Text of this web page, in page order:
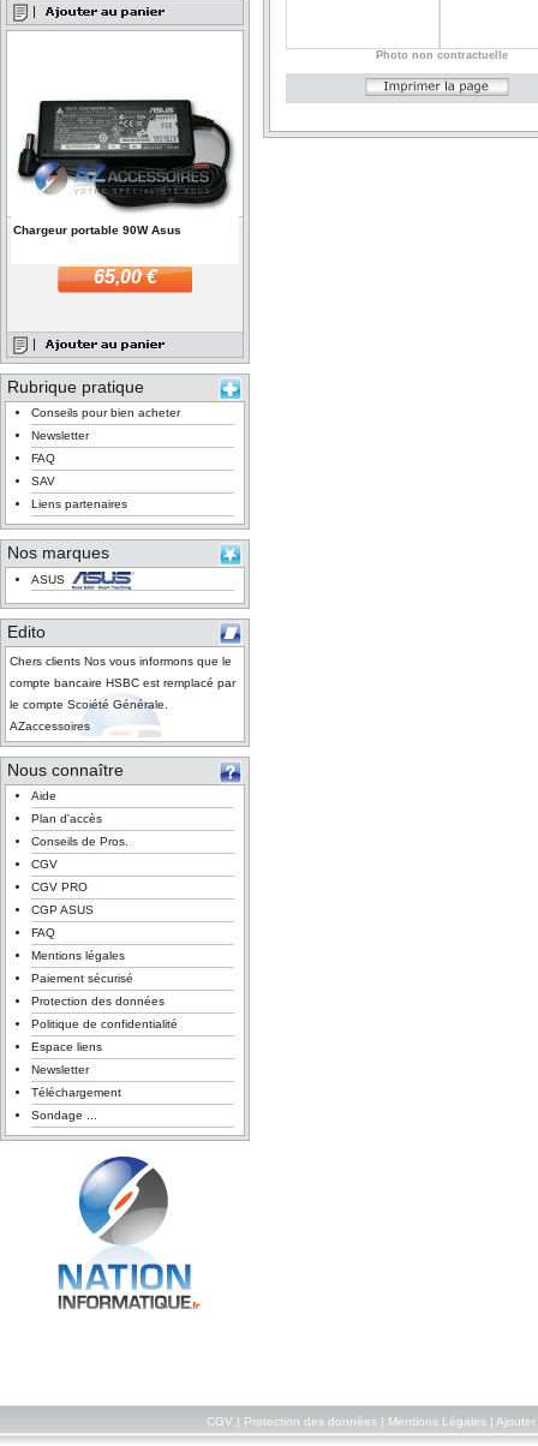
Chargeur portable 90W Asus
65,00 €
Rubrique pratique
Conseils pour bien acheter
Newsletter
FAQ
SAV
Liens partenaires
Nos marques
ASUS
Edito
Chers clients Nos vous informons que le
compte bancaire HSBC est remplacé par
le compte Scoiété Générale.
AZaccessoires
Nous connaître
Aide
Plan d'accès
Conseils de Pros.
CGV
CGV PRO
CGP ASUS
FAQ
Mentions légales
Paiement sécurisé
Protection des données
Politique de confidentialité
Espace liens
Newsletter
Téléchargement
Sondage ...
Photo non contractuelle
CGV Protection des données| Mentions Légales| Ajouter